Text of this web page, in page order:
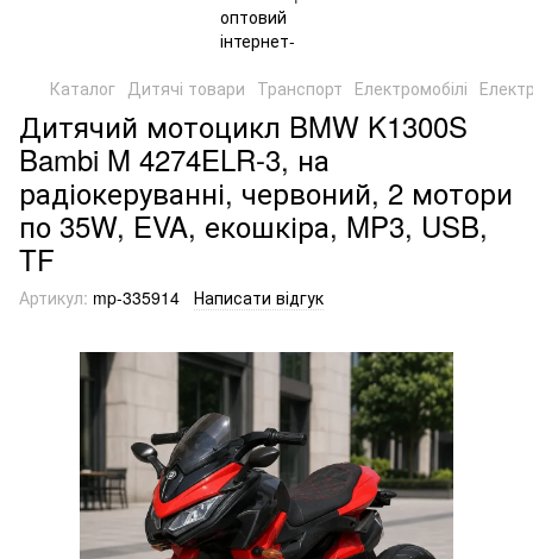
Каталог Дитячі товари Транспорт Електромобілі
Дитячий мотоцикл BMW K1300S
Bambi M 4274ELR-3, на
радіокеруванні, червоний, 2 мотори
по 35W, EVA, екошкіра, MP3, USB,
TF
Артикул: mp-335914 Написати відгук